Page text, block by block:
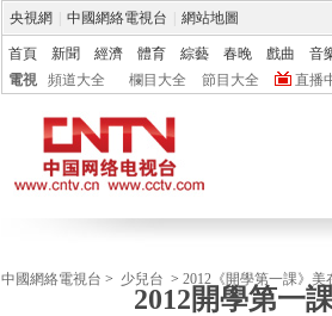
央視網 中國網絡電視台 網站地圖
首頁 新聞 經濟 體育 綜藝 春晚 戲曲 音
電視
頻道大全 欄目大全 節目大全 直播
中國網絡電視台 > 少兒台 > 2012《開學第一課》美
2012開學第一